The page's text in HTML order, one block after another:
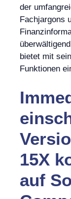
der
Fachjargons
bietet mit
Funktionen
15X
auf